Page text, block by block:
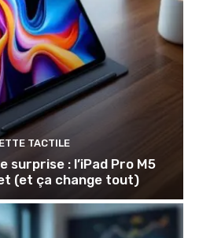
TACTILE
surprise : l’iPad Pro M5
(et ça change tout)